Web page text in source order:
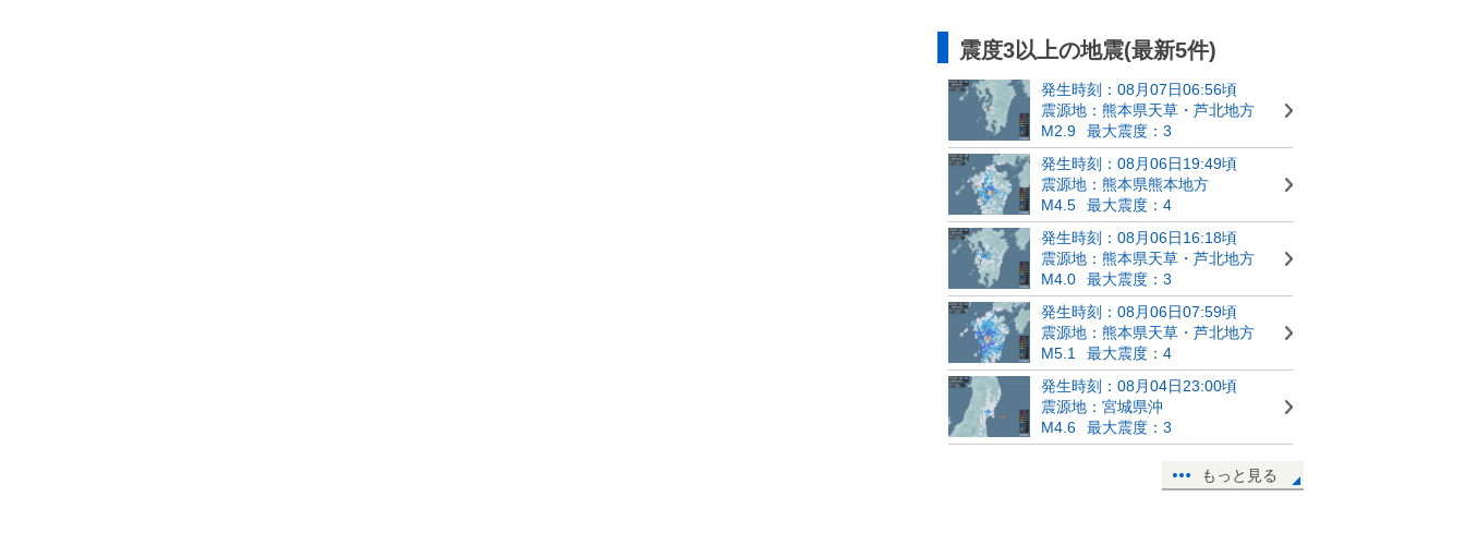
震度3以上の地震(最新5件)
発生時刻：08月07日06:56頃
震源地：熊本県天草・芦北地方
M2.9
最大震度：3
発生時刻：08月06日19:49頃
震源地：熊本県熊本地方
M4.5
最大震度：4
発生時刻：08月06日16:18頃
震源地：熊本県天草・芦北地方
M4.0
最大震度：3
発生時刻：08月06日07:59頃
震源地：熊本県天草・芦北地方
M5.1
最大震度：4
発生時刻：08月04日23:00頃
震源地：宮城県沖
M4.6
最大震度：3
もっと見る